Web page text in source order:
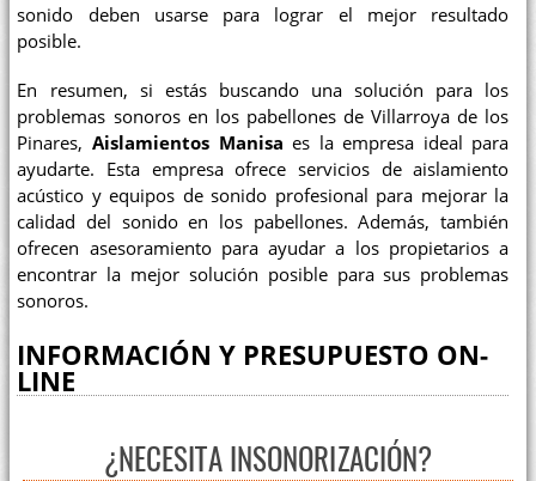
sonido deben usarse para lograr el mejor resultado
posible.
En resumen, si estás buscando una solución para los
problemas sonoros en los pabellones de Villarroya de los
Pinares,Aislamientos Manisa es la empresa ideal para
ayudarte. Esta empresa ofrece servicios de aislamiento
acústico y equipos de sonido profesional para mejorar la
calidad del sonido en los pabellones. Además, también
ofrecen asesoramiento para ayudar a los propietarios a
encontrar la mejor solución posible para sus problemas
sonoros.
INFORMACIÓN Y PRESUPUESTO ON-
LINE
¿NECESITA INSONORIZACIÓN?